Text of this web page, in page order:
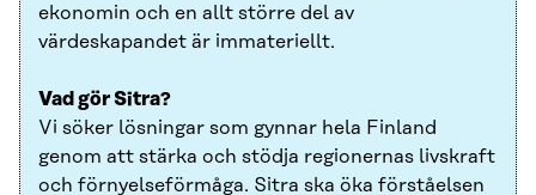
ekonomin och en allt större del av
värdeskapandet är immateriellt.
Vad gör Sitra?
Vi söker lösningar som gynnar hela Finland
genom att stärka och stödja regionernas livskraft
och förnyelseförmåga. Sitra ska öka förståelsen